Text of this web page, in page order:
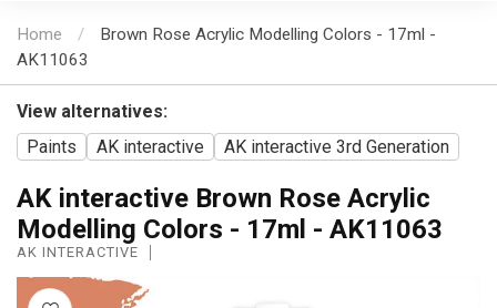
Home /
Brown Rose Acrylic Modelling Colors - 17ml -
AK11063
View alternatives:
Paints
AK interactive AK interactive 3rd Generation
AK interactive Brown Rose Acrylic
Modelling Colors - 17ml - AK11063
AK INTERACTIVE